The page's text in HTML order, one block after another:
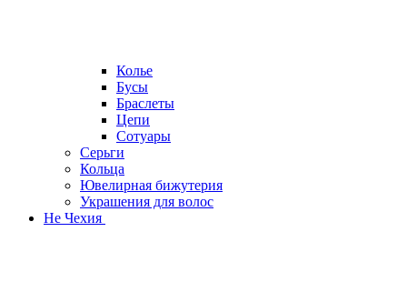
Колье
Бусы
Браслеты
Цепи
Сотуары
Серьги
Кольца
Ювелирная бижутерия
Украшения для волос
Не Чехия